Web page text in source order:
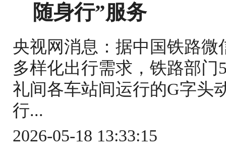
随身行”服务
央视网消息：据中国铁路
多样化出行需求，铁路部门
礼间各车站间运行的G字头
行...
2026-05-18 13:33:15